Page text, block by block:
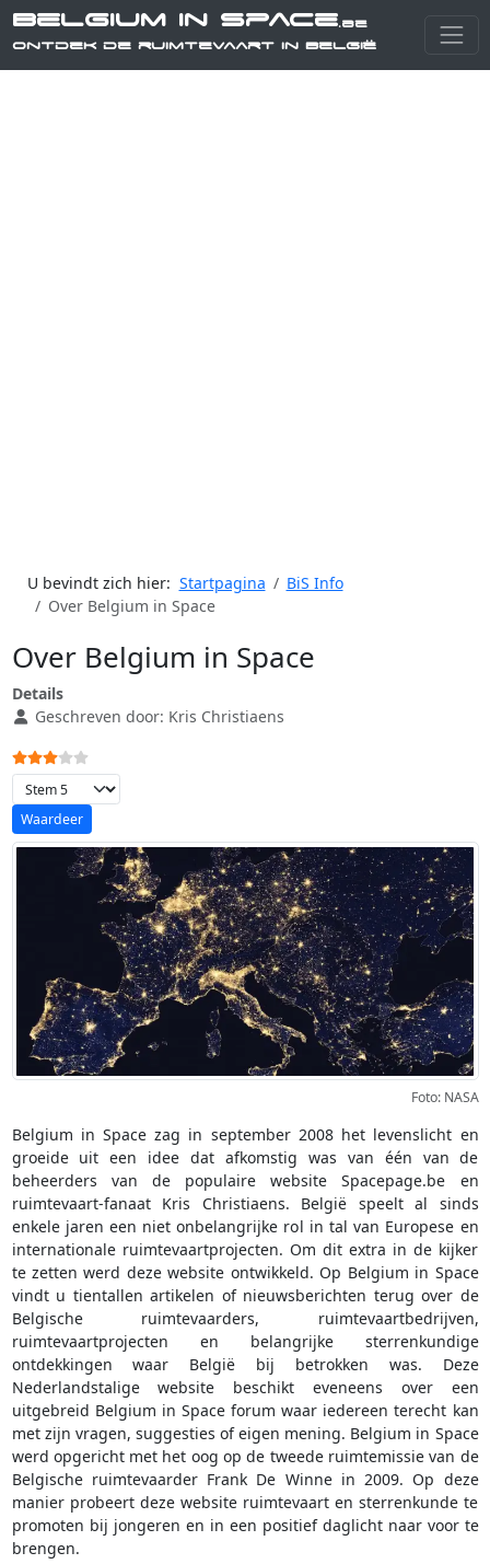
Belgium in Space.be
Ontdek de ruimtevaart in België
U bevindt zich hier: Startpagina
BiS Info
Over Belgium in Space
Over Belgium in Space
Details
Geschreven door: Kris Christiaens
Gebruikerswaardering:
Voeg waardering toe
Foto: NASA
Belgium in Space zag in september 2008 het levenslicht en
groeide uit een idee dat afkomstig was van één van de
beheerders van de populaire website Spacepage.be en
ruimtevaart-fanaat Kris Christiaens. België speelt al sinds
enkele jaren een niet onbelangrijke rol in tal van Europese en
internationale ruimtevaartprojecten. Om dit extra in de kijker
te zetten werd deze website ontwikkeld. Op Belgium in Space
vindt u tientallen artikelen of nieuwsberichten terug over de
Belgische ruimtevaarders, ruimtevaartbedrijven,
ruimtevaartprojecten en belangrijke sterrenkundige
ontdekkingen waar België bij betrokken was. Deze
Nederlandstalige website beschikt eveneens over een
uitgebreid Belgium in Space forum waar iedereen terecht kan
met zijn vragen, suggesties of eigen mening. Belgium in Space
werd opgericht met het oog op de tweede ruimtemissie van de
Belgische ruimtevaarder Frank De Winne in 2009. Op deze
manier probeert deze website ruimtevaart en sterrenkunde te
promoten bij jongeren en in een positief daglicht naar voor te
brengen.